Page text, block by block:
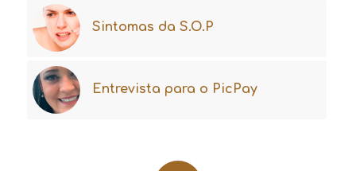
Sintomas da S.O.P
Entrevista para o PicPay